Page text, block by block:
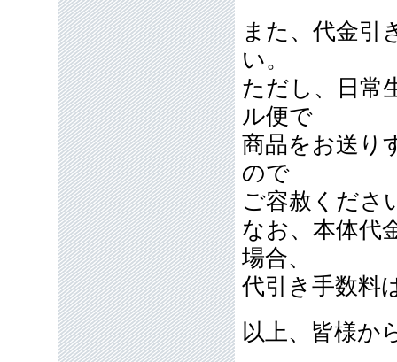
また、代金引
い。
ただし、日常
ル便で
商品をお送り
ので
ご容赦くださ
なお、本体代
場合、
代引き手数料
以上、皆様か